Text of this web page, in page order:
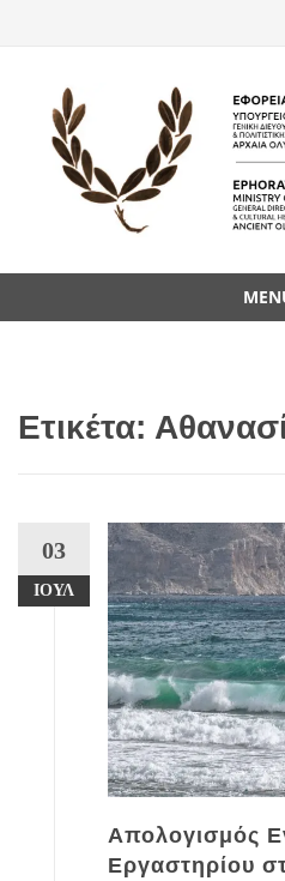
content
Ετικέτα:
03
ΙΟΎΛ
Απολογισμός
Εργαστηρίου